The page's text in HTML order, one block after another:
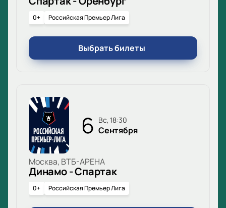
0+ Российская Премьер Лига
Выбрать билеты
6 вс, 18:30
Сентября
Москва, ВТБ-АРЕНА
Динамо - Спартак
0+ Российская Премьер Лига